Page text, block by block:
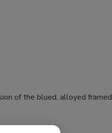
of the blued, alloyed framed